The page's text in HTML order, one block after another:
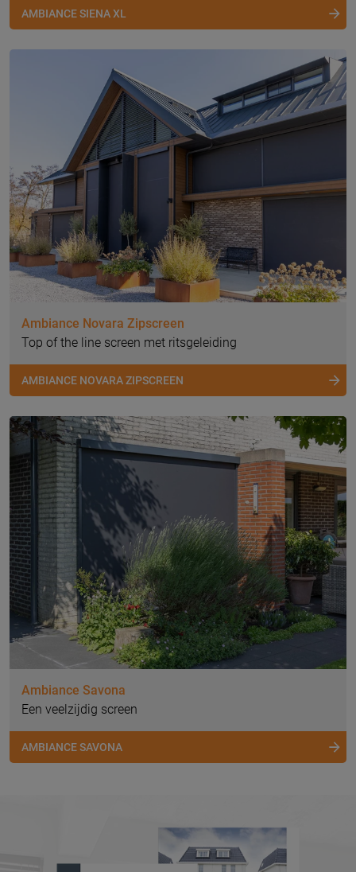
AMBIANCE SIENA XL
Ambiance Novara Zipscreen
Top of the line screen met ritsgeleiding
AMBIANCE NOVARA ZIPSCREEN
Ambiance Savona
Een veelzijdig screen
AMBIANCE SAVONA